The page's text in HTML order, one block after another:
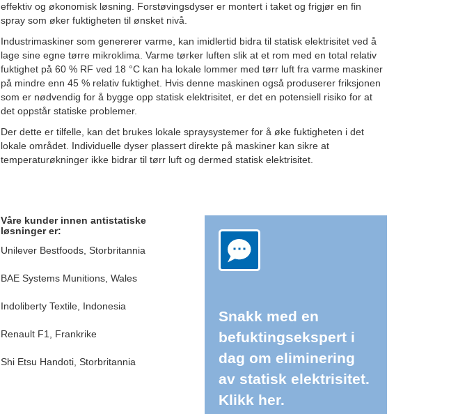
effektiv og økonomisk løsning. Forstøvingsdyser er montert i taket og frigjør en fin
spray som øker fuktigheten til ønsket nivå.
Industrimaskiner som genererer varme, kan imidlertid bidra til statisk elektrisitet ved å
lage sine egne tørre mikroklima. Varme tørker luften slik at et rom med en total relativ
fuktighet på 60 % RF ved 18 °C kan ha lokale lommer med tørr luft fra varme maskiner
på mindre enn 45 % relativ fuktighet. Hvis denne maskinen også produserer friksjonen
som er nødvendig for å bygge opp statisk elektrisitet, er det en potensiell risiko for at
det oppstår statiske problemer.
Der dette er tilfelle, kan det brukes lokale spraysystemer for å øke fuktigheten i det
lokale området. Individuelle dyser plassert direkte på maskiner kan sikre at
temperaturøkninger ikke bidrar til tørr luft og dermed statisk elektrisitet.
Våre kunder innen antistatiske
løsninger er:
Unilever Bestfoods, Storbritannia
BAE Systems Munitions, Wales
Indoliberty Textile, Indonesia
Renault F1, Frankrike
Shi Etsu Handoti, Storbritannia
Snakk med en
befuktingsekspert i
dag om eliminering
av statisk elektrisitet.
Klikk her.